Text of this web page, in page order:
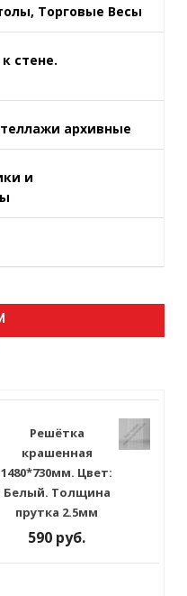
Торговые Весы
стене.
архивные
и
Решётка
крашенная
1480*730мм. Цвет:
Белый. Толщина
прутка 2.5мм
590 руб.